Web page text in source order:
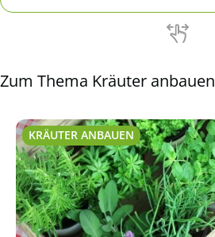
Zum Thema Kräuter anbauen
KRÄUTER ANBAUEN